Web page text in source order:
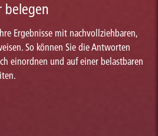
belegen
Ergebnisse mit nachvollziehbaren,
So können Sie die Antworten
einordnen und auf einer belastbaren